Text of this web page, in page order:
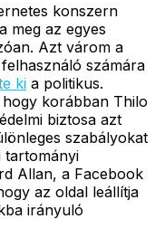
konszern
meg az egyes
Azt várom a
számára
ki a politikus.
korábban Thilo
biztosa azt
szabályokat
tartományi
Allan, a Facebook
az oldal leállítja
irányuló